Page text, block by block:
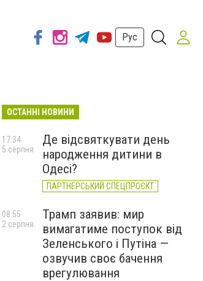
Рус
ОСТАННІ НОВИНИ
Де відсвяткувати день
народження дитини в
Одесі?
ПАРТНЕРСЬКИЙ СПЕЦПРОЄКТ
17:34
5 серпня
Трамп заявив: мир
вимагатиме поступок від
Зеленського і Путіна —
озвучив своє бачення
врегулювання
08:55
2 серпня